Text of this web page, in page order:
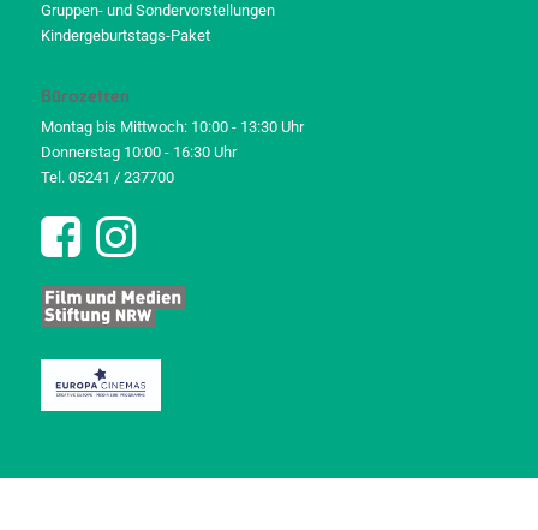
Gruppen- und Sondervorstellungen
Kindergeburtstags-Paket
Bürozeiten
Montag bis Mittwoch: 10:00 - 13:30 Uhr
Donnerstag 10:00 - 16:30 Uhr
Tel. 05241 / 237700